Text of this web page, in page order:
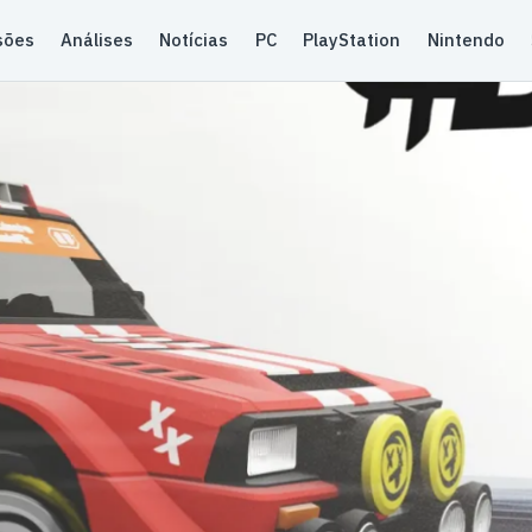
Análises Notícias PC PlayStation Nintendo